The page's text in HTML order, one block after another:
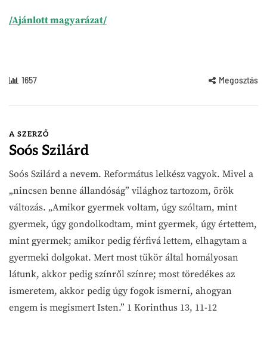
/Ajánlott magyarázat/
1657 Megosztás
A SZERZŐ
Soós Szilárd
Soós Szilárd a nevem. Református lelkész vagyok. Mivel a
„nincsen benne állandóság” világhoz tartozom, örök
változás. „Amikor gyermek voltam, úgy szóltam, mint
gyermek, úgy gondolkodtam, mint gyermek, úgy értettem,
mint gyermek; amikor pedig férfivá lettem, elhagytam a
gyermeki dolgokat. Mert most tükör által homályosan
látunk, akkor pedig színről színre; most töredékes az
ismeretem, akkor pedig úgy fogok ismerni, ahogyan
engem is megismert Isten.” 1 Korinthus 13, 11-12